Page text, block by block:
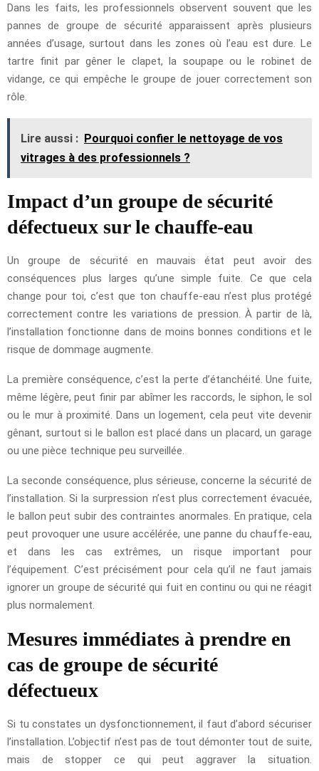
Dans les faits, les professionnels observent souvent que les
pannes de groupe de sécurité apparaissent après plusieurs
années d’usage, surtout dans les zones où l’eau est dure. Le
tartre finit par gêner le clapet, la soupape ou le robinet de
vidange, ce qui empêche le groupe de jouer correctement son
rôle.
Lire aussi : Pourquoi confier le nettoyage de vos
vitrages à des professionnels ?
Impact d’un groupe de sécurité
défectueux sur le chauffe-eau
Un groupe de sécurité en mauvais état peut avoir des
conséquences plus larges qu’une simple fuite. Ce que cela
change pour toi, c’est que ton chauffe-eau n’est plus protégé
correctement contre les variations de pression. À partir de là,
l’installation fonctionne dans de moins bonnes conditions et le
risque de dommage augmente.
La première conséquence, c’est la perte d’étanchéité. Une fuite,
même légère, peut finir par abîmer les raccords, le siphon, le sol
ou le mur à proximité. Dans un logement, cela peut vite devenir
gênant, surtout si le ballon est placé dans un placard, un garage
ou une pièce technique peu surveillée.
La seconde conséquence, plus sérieuse, concerne la sécurité de
l’installation. Si la surpression n’est plus correctement évacuée,
le ballon peut subir des contraintes anormales. En pratique, cela
peut provoquer une usure accélérée, une panne du chauffe-eau,
et dans les cas extrêmes, un risque important pour
l’équipement. C’est précisément pour cela qu’il ne faut jamais
ignorer un groupe de sécurité qui fuit en continu ou qui ne réagit
plus normalement.
Mesures immédiates à prendre en
cas de groupe de sécurité
défectueux
Si tu constates un dysfonctionnement, il faut d’abord sécuriser
l’installation. L’objectif n’est pas de tout démonter tout de suite,
mais de stopper ce qui peut aggraver la situation.